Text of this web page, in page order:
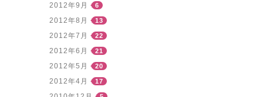
2012年9月 6
2012年8月 13
2012年7月 22
2012年6月 21
2012年5月 20
2012年4月 17